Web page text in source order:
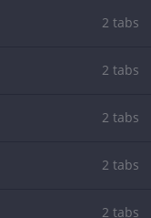
2 tabs
2 tabs
2 tabs
2 tabs
2 tabs